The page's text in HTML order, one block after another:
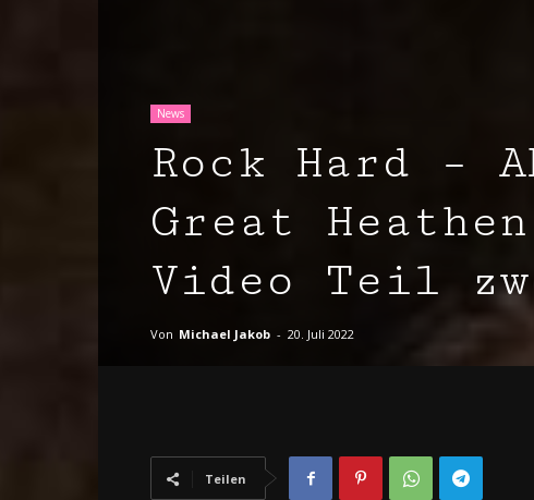
News
Rock Hard –
Great
Video Teil
Von Michael Jakob - 20. Juli 2022
Teilen